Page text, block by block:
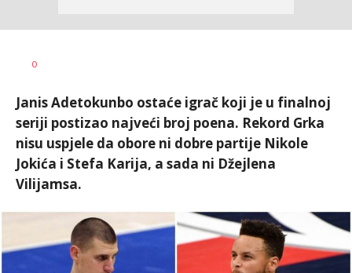
AUTOR
0
Janis Adetokunbo ostaće igrač koji je u finalnoj
seriji postizao najveći broj poena. Rekord Grka
nisu uspjele da obore ni dobre partije Nikole
Jokića i Stefa Karija, a sada ni Džejlena
Vilijamsa.